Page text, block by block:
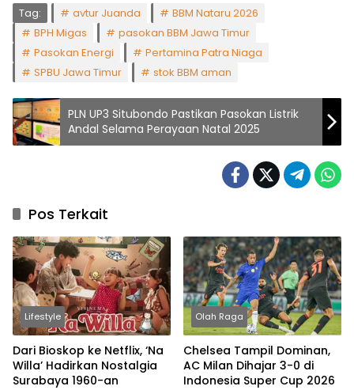
Tag: avtur Juanda
BBM Nataru 2026
BPH Migas
pasokan BBM Jawa Timur
Pasokan Energi
Pertamina Patra Niaga
SPBU Jawa Timur
stok BBM aman
PLN UP3 Situbondo Pastikan Pasokan Listrik
Andal Selama Perayaan Natal 2025
Pos Terkait
Lifestyle
Dari Bioskop ke Netflix, ‘Na
Willa’ Hadirkan Nostalgia
Surabaya 1960-an
Olah Raga
Chelsea Tampil Dominan,
AC Milan Dihajar 3-0 di
Indonesia Super Cup 2026